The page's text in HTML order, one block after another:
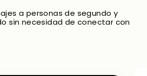
a personas de segundo y
sin necesidad de conectar con